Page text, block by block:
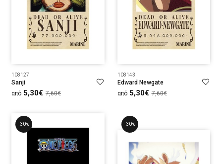
108127
Sanji
από 5,30€ 7,60€
108143
Edward Newgate
από 5,30€ 7,60€
-30% -30%